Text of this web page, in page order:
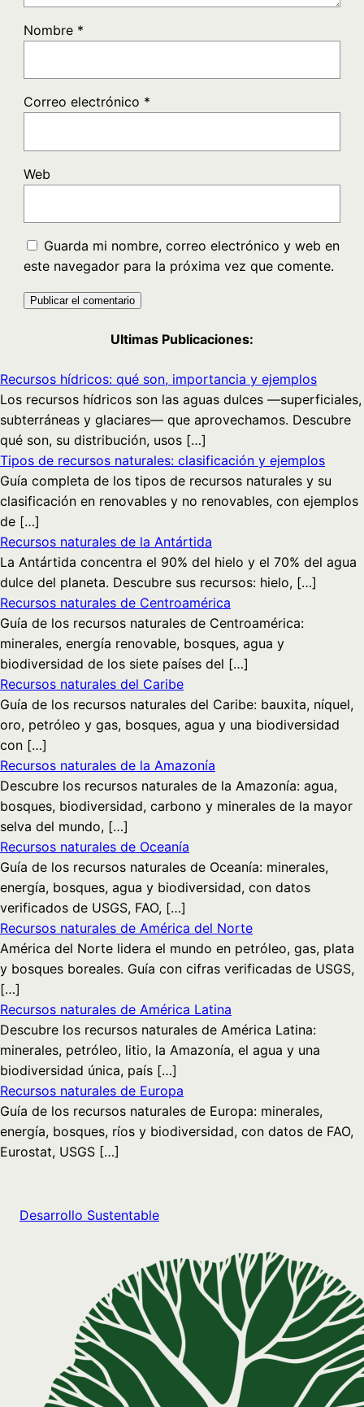
Nombre *
Correo electrónico *
Web
Guarda mi nombre, correo electrónico y web en
este navegador para la próxima vez que comente.
Ultimas Publicaciones:
Recursos hídricos: qué son, importancia y ejemplos
Los recursos hídricos son las aguas dulces —superficiales,
subterráneas y glaciares— que aprovechamos. Descubre
qué son, su distribución, usos […]
Tipos de recursos naturales: clasificación y ejemplos
Guía completa de los tipos de recursos naturales y su
clasificación en renovables y no renovables, con ejemplos
de […]
Recursos naturales de la Antártida
La Antártida concentra el 90% del hielo y el 70% del agua
dulce del planeta. Descubre sus recursos: hielo, […]
Recursos naturales de Centroamérica
Guía de los recursos naturales de Centroamérica:
minerales, energía renovable, bosques, agua y
biodiversidad de los siete países del […]
Recursos naturales del Caribe
Guía de los recursos naturales del Caribe: bauxita, níquel,
oro, petróleo y gas, bosques, agua y una biodiversidad
con […]
Recursos naturales de la Amazonía
Descubre los recursos naturales de la Amazonía: agua,
bosques, biodiversidad, carbono y minerales de la mayor
selva del mundo, […]
Recursos naturales de Oceanía
Guía de los recursos naturales de Oceanía: minerales,
energía, bosques, agua y biodiversidad, con datos
verificados de USGS, FAO, […]
Recursos naturales de América del Norte
América del Norte lidera el mundo en petróleo, gas, plata
y bosques boreales. Guía con cifras verificadas de USGS,
[…]
Recursos naturales de América Latina
Descubre los recursos naturales de América Latina:
minerales, petróleo, litio, la Amazonía, el agua y una
biodiversidad única, país […]
Recursos naturales de Europa
Guía de los recursos naturales de Europa: minerales,
energía, bosques, ríos y biodiversidad, con datos de FAO,
Eurostat, USGS […]
Desarrollo Sustentable